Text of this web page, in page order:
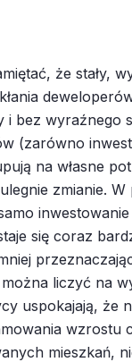
że stały,
i bez wyraźnego
(zarówno
na własne
zmianie. W
się coraz
liczyć na
uspokajają, że
wzrostu
mieszkań,